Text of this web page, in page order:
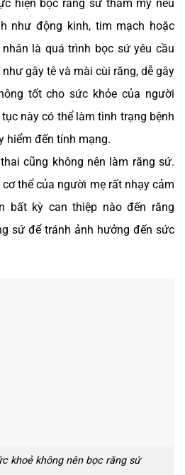
hiện bọc răng sứ thẩm mỹ nếu
như động kinh, tim mạch hoặc
là quá trình bọc sứ yêu cầu
gây tê và mài cùi răng, dễ gây
tốt cho sức khỏe của người
này có thể làm tình trạng bệnh
hiểm đến tính mạng.
cũng không nên làm răng sứ.
thể của người mẹ rất nhạy cảm
bất kỳ can thiệp nào đến răng
sứ để tránh ảnh hưởng đến sức
khoẻ không nên bọc răng sứ